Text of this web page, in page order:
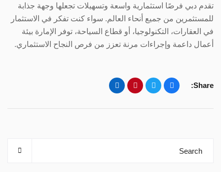
تقدم دبي فرصًا استثمارية واسعة وتسهيلات تجعلها وجهة جذابة
للمستثمرين من جميع أنحاء العالم. سواء كنت تفكر في الاستثمار
في العقارات، التكنولوجيا، أو قطاع السياحة، توفر الإمارة بيئة
أعمال داعمة وإجراءات مرنة تعزز من فرص النجاح الاستثماري.
Share: